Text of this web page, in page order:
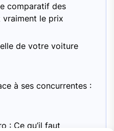
comparatif des
le prix
de votre voiture
à ses concurrentes :
: Ce qu’il faut